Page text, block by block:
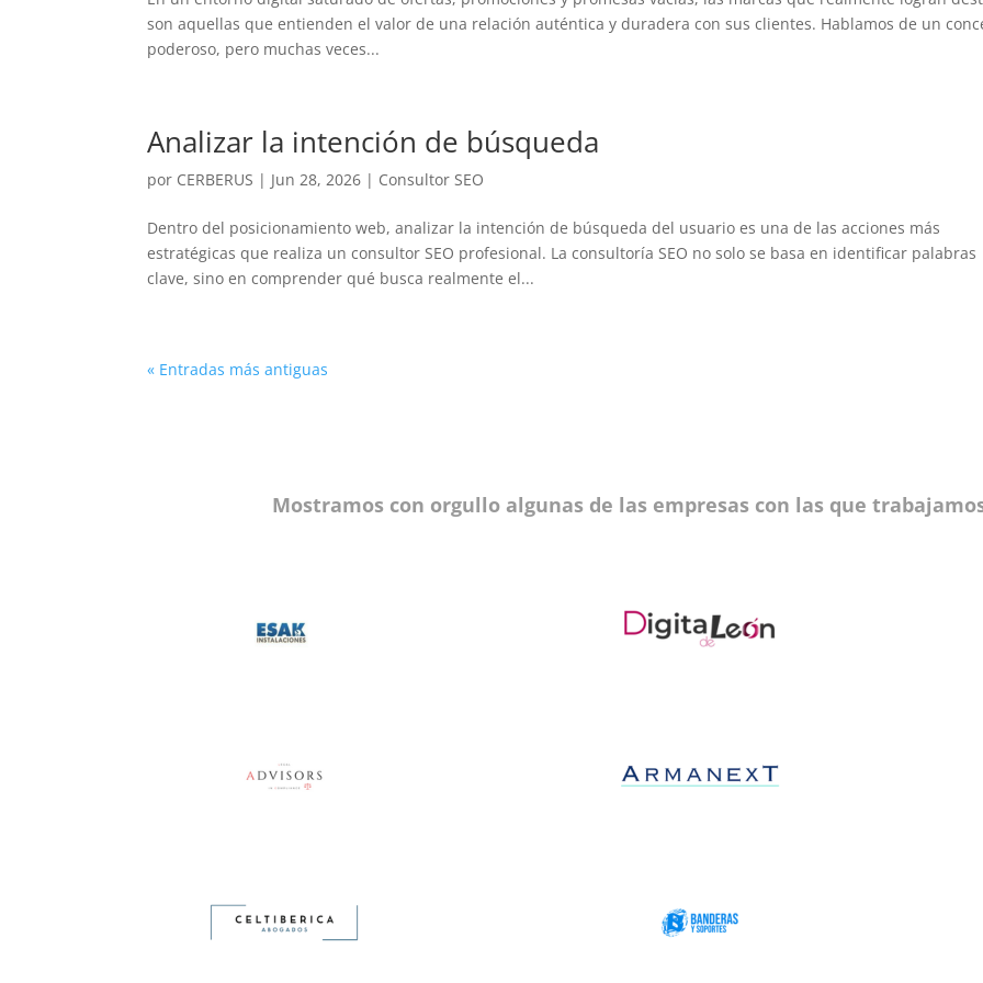
son aquellas que entienden el valor de una relación auténtica y duradera con sus clientes. Hablamos de un
poderoso, pero muchas veces...
Analizar la intención de búsqueda
por CERBERUS | Jun 28, 2026 | Consultor SEO
Dentro del posicionamiento web, analizar la intención de búsqueda del usuario es una de las acciones más
estratégicas que realiza un consultor SEO profesional. La consultoría SEO no solo se basa en identificar palabras
clave, sino en comprender qué busca realmente el...
« Entradas más antiguas
Mostramos con orgullo algunas de las empresas con las que